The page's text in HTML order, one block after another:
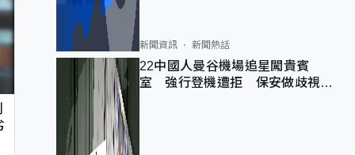
新聞資訊 新聞熱話
22中國人曼谷機場追星闖貴賓
室 強行登機遭拒 保安做歧視手